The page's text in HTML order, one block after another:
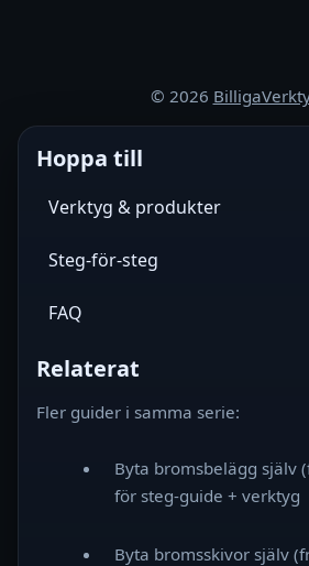
© 2026
Hoppa till
Verktyg & produkter
Steg-för-steg
FAQ
Relaterat
Fler guider i samma serie:
Byta bromsbelägg själv
för steg-guide + verktyg
Byta bromsskivor själv